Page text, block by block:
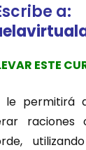
a:
ESTE
le permitirá
raciones